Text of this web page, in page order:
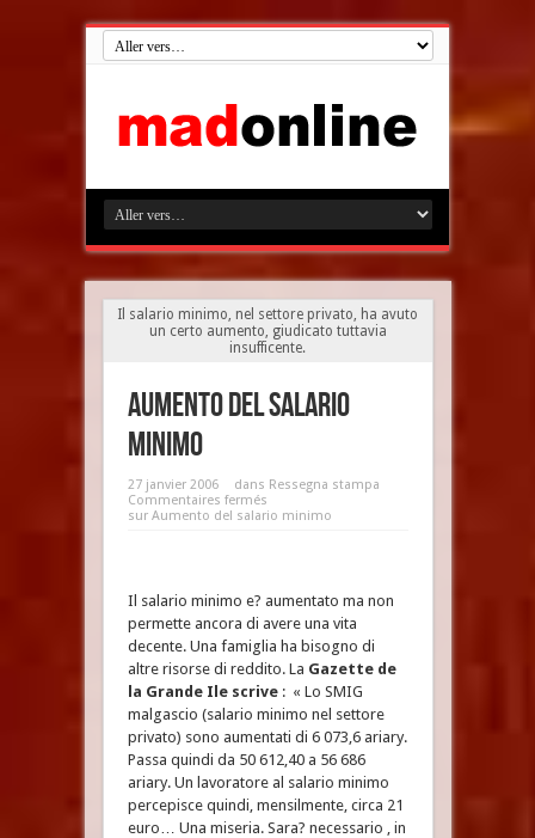
Il salario minimo, nel settore privato, ha avuto
un certo aumento, giudicato tuttavia
insufficente.
Aumento del salario
minimo
27 janvier 2006 dans Ressegna stampa
Commentaires fermés
sur Aumento del salario minimo
Il salario minimo e? aumentato ma non
permette ancora di avere una vita
decente. Una famiglia ha bisogno di
altre risorse di reddito. La Gazette de
la Grande Ilescrive : « Lo SMIG
malgascio (salario minimo nel settore
privato) sono aumentati di 6 073,6 ariary.
Passa quindi da 50 612,40 a 56 686
ariary. Un lavoratore al salario minimo
percepisce quindi, mensilmente, circa 21
euro… Una miseria. Sara? necessario , in